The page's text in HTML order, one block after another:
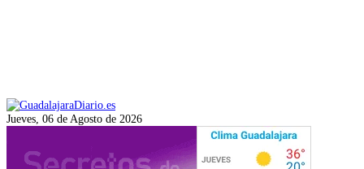
Jueves, 06 de Agosto de 2026